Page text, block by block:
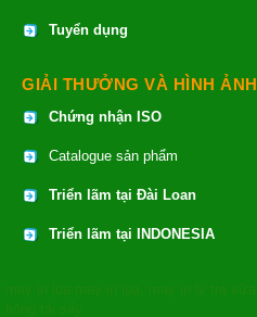
Tuyển dụng
GIẢI THƯỞNG VÀ HÌNH ẢNH
Chứng nhận ISO
Catalogue sản phẩm
Triển lãm tại Đài Loan
Triển lãm tại INDONESIA